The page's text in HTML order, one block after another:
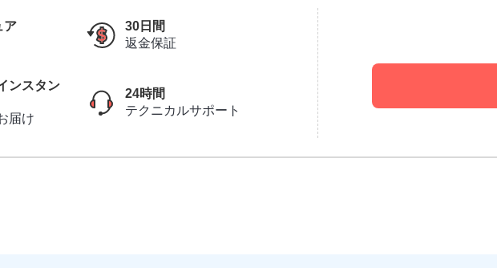
ア
30日間
返金保証
ンスタン
届け
24時間
テクニカルサポート